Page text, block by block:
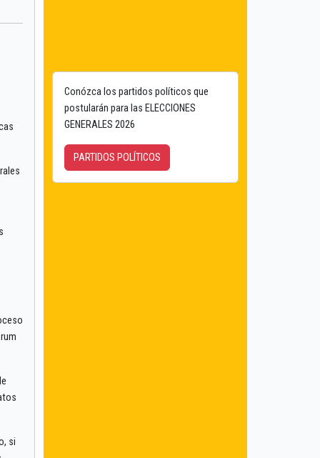
si
Conózca los partidos políticos que
postularán para las ELECCIONES
GENERALES 2026
PARTIDOS POLÍTICOS